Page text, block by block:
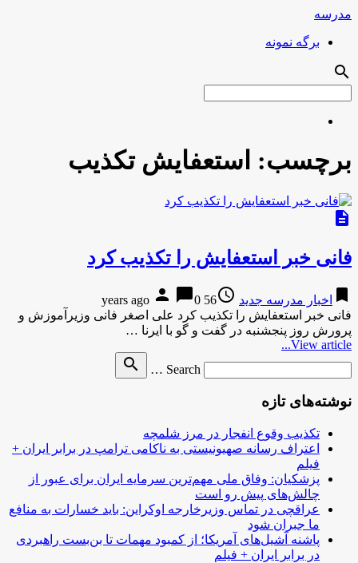
مدرسه
برگه نمونه
search
برچسب: استعفایش تکذیب
description
فانی خبر استعفایش را تکذیب کرد
bookmark اخبار مدرسه جدید access_time
56 years ago
person chat_bubble0
فانی خبر استعفایش را تکذیب کرد علی اصغر فانی وزیرآموزش و
پرورش روز پنجشنبه در گفت و گو با ایرنا …
View article...
Search …
search
نوشته‌های تازه
تکذیب وقوع انفجار در مرز شلمچه
اعتراف رسانه صهیونیستی به ناکامی ترامپ در برابر ایران +
فیلم
پزشکیان: وفاق ملی مهم‌ترین سرمایه ایران برای عبور از
چالش‌های پیش رو است
عراقچی در تماس وزیرخارجه اوکراین: باید خسارات به منافع
ما جبران شود
پاشنه آشیل‌های آمریکا؛ از کمبود مهمات تا بن‌بست راهبردی
در برابر ایران + فیلم